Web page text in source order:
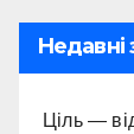
Недавні
Ціль —